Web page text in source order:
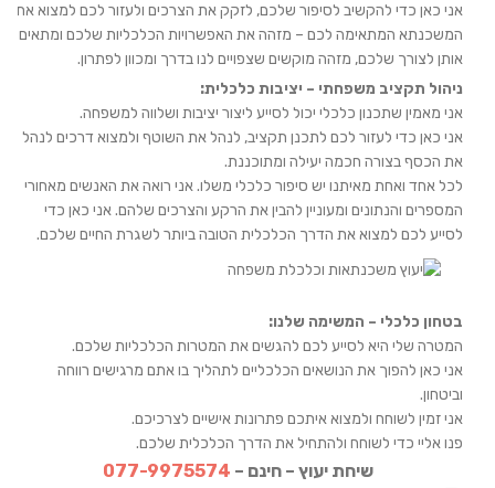
אני כאן כדי להקשיב לסיפור שלכם, לזקק את הצרכים ולעזור לכם למצוא את
המשכנתא המתאימה לכם – מזהה את האפשרויות הכלכליות שלכם ומתאים
אותן לצורך שלכם, מזהה מוקשים שצפויים לנו בדרך ומכוון לפתרון.
ניהול תקציב משפחתי – יציבות כלכלית:
אני מאמין שתכנון כלכלי יכול לסייע ליצור יציבות ושלווה למשפחה.
אני כאן כדי לעזור לכם לתכנן תקציב, לנהל את השוטף ולמצוא דרכים לנהל
את הכסף בצורה חכמה יעילה ומתוכננת.
לכל אחד ואחת מאיתנו יש סיפור כלכלי משלו. אני רואה את האנשים מאחורי
המספרים והנתונים ומעוניין להבין את הרקע והצרכים שלהם. אני כאן כדי
לסייע לכם למצוא את הדרך הכלכלית הטובה ביותר לשגרת החיים שלכם.
בטחון כלכלי – המשימה שלנו:
המטרה שלי היא לסייע לכם להגשים את המטרות הכלכליות שלכם.
אני כאן להפוך את הנושאים הכלכליים לתהליך בו אתם מרגישים רווחה
וביטחון.
אני זמין לשוחח ולמצוא איתכם פתרונות אישיים לצרכיכם.
פנו אליי כדי לשוחח ולהתחיל את הדרך הכלכלית שלכם.
שיחת יעוץ – חינם – 077-9975574